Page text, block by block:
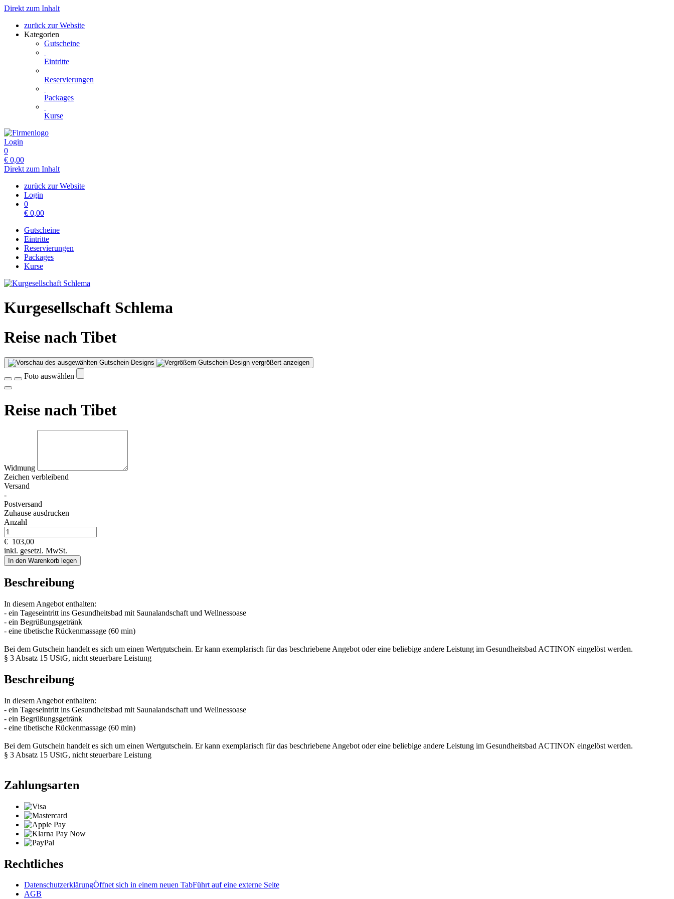
Direkt zum Inhalt
zurück zur Website
Kategorien
Gutscheine
Eintritte
Reservierungen
Packages
Kurse
Login
0
€ 0,00
Direkt zum Inhalt
zurück zur Website
Login
0
€ 0,00
Gutscheine
Eintritte
Reservierungen
Packages
Kurse
Kurgesellschaft Schlema
Reise nach Tibet
Gutschein-Design vergrößert anzeigen
Foto auswählen
Reise nach Tibet
Widmung
Zeichen verbleibend
Versand
-
Postversand
Zuhause ausdrucken
Anzahl
€ 103,00
inkl. gesetzl. MwSt.
In den Warenkorb legen
Beschreibung
In diesem Angebot enthalten:
- ein Tageseintritt ins Gesundheitsbad mit Saunalandschaft und Wellnessoase
- ein Begrüßungsgetränk
- eine tibetische Rückenmassage (60 min)
Bei dem Gutschein handelt es sich um einen Wertgutschein. Er kann exemplarisch für das beschriebene Angebot oder eine beliebige andere Leistung im Gesundheitsbad ACTINON eingelöst werden.
§ 3 Absatz 15 UStG, nicht steuerbare Leistung
Beschreibung
In diesem Angebot enthalten:
- ein Tageseintritt ins Gesundheitsbad mit Saunalandschaft und Wellnessoase
- ein Begrüßungsgetränk
- eine tibetische Rückenmassage (60 min)
Bei dem Gutschein handelt es sich um einen Wertgutschein. Er kann exemplarisch für das beschriebene Angebot oder eine beliebige andere Leistung im Gesundheitsbad ACTINON eingelöst werden.
§ 3 Absatz 15 UStG, nicht steuerbare Leistung
Zahlungsarten
Rechtliches
DatenschutzerklärungÖffnet sich in einem neuen TabFührt auf eine externe Seite
AGB